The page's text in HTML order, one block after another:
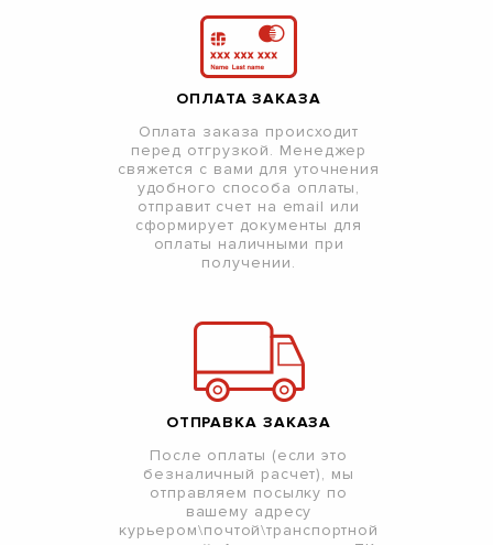
ОПЛАТА ЗАКАЗА
Оплата заказа происходит
перед отгрузкой. Менеджер
свяжется с вами для уточнения
удобного способа оплаты,
отправит счет на email или
сформирует документы для
оплаты наличными при
получении.
ОТПРАВКА ЗАКАЗА
После оплаты (если это
безналичный расчет), мы
отправляем посылку по
вашему адресу
курьером\почтой\транспортной